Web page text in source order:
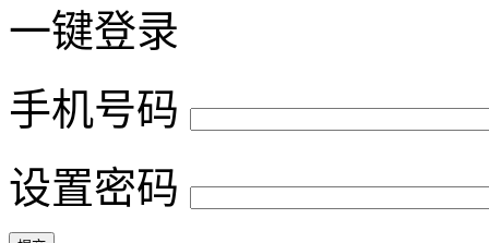
一键登录
手机号码
设置密码